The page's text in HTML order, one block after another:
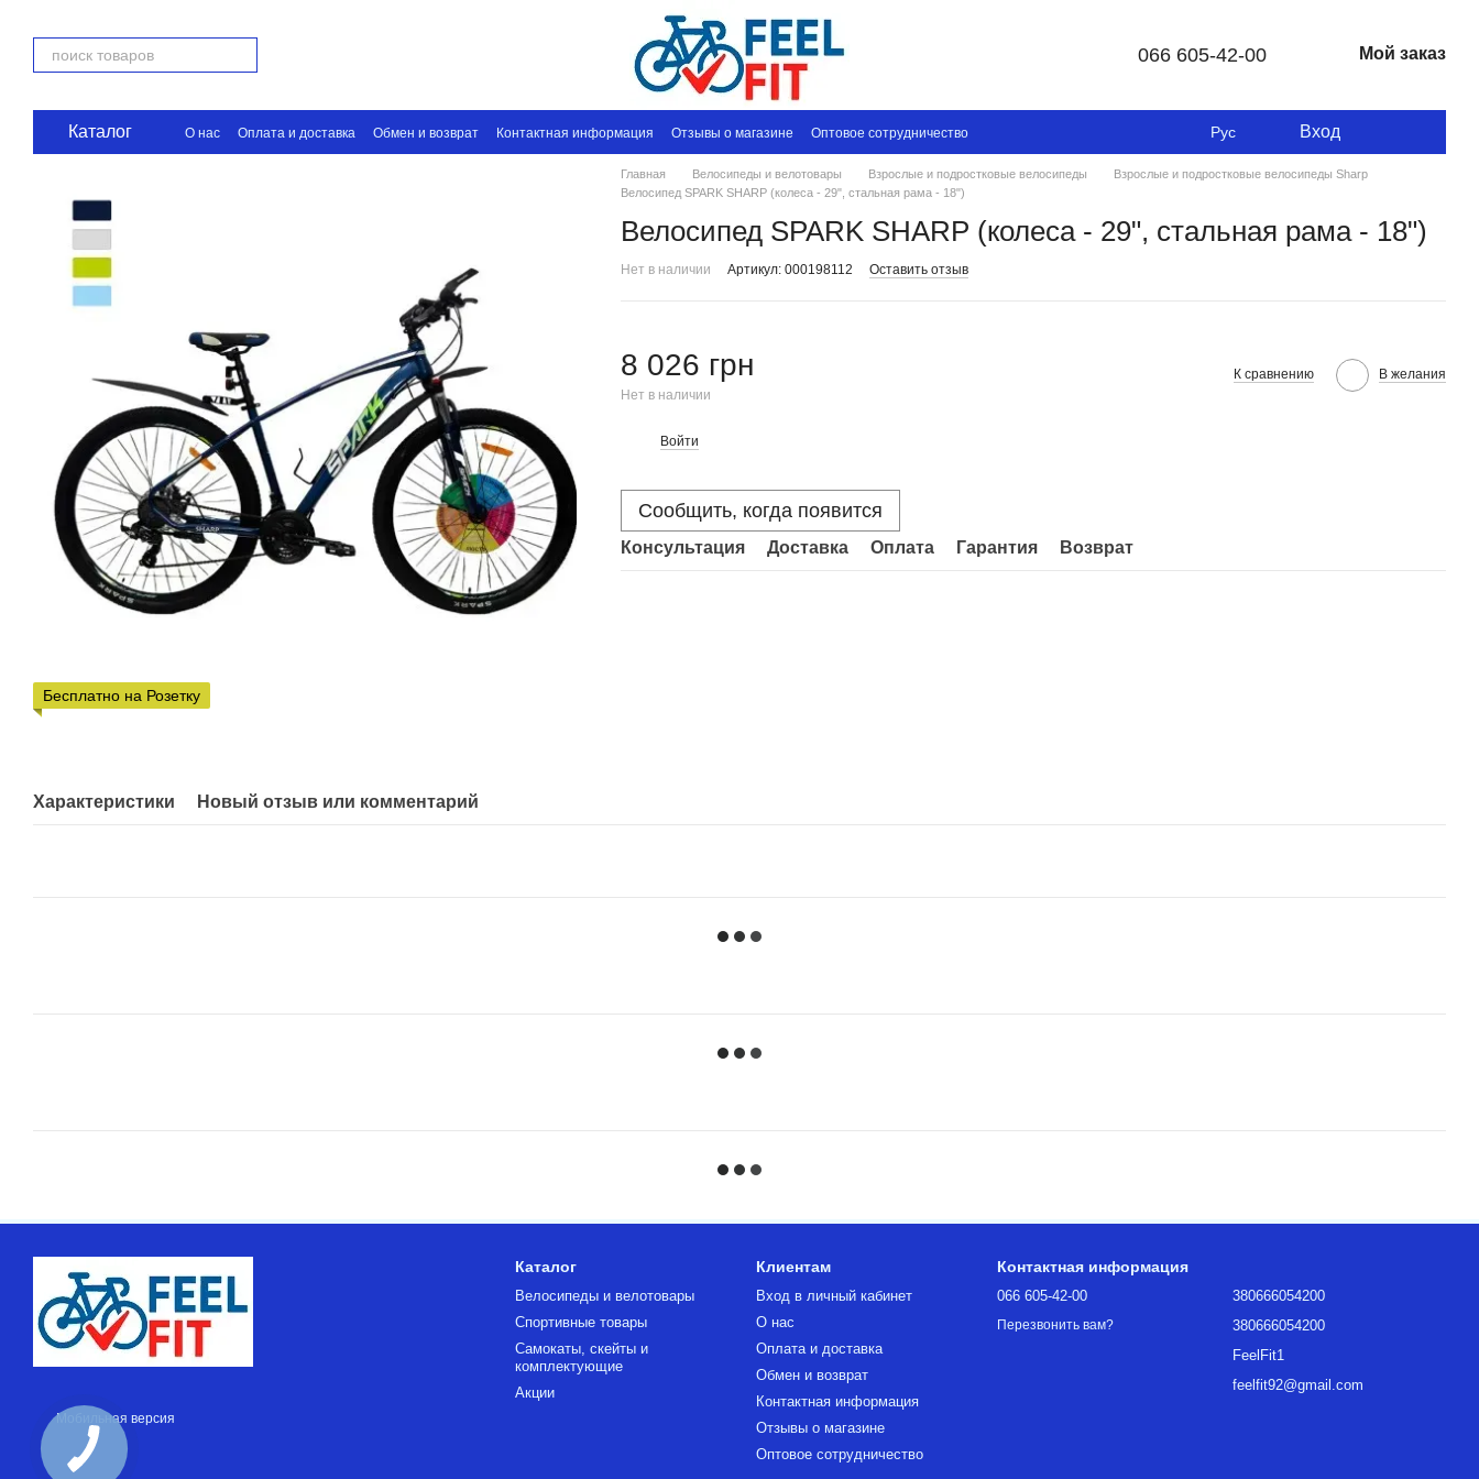
066 605-42-00 Мой заказ
Каталог О нас Оплата и доставка Обмен и возврат Контактная информация Отзывы о магазине Оптовое сотрудничество Рус Вход
Бесплатно на Розетку
Главная Велосипеды и велотовары Взрослые и подростковые велосипеды
Взрослые и подростковые велосипеды Sharp
Велосипед SPARK SHARP (колеса - 29", стальная рама - 18")
Велосипед SPARK SHARP (колеса - 29", стальная рама - 18")
Нет в наличии Артикул: 000198112 Оставить отзыв
8 026 грн
Нет в наличии
К сравнению В желания
Войти
Сообщить, когда появится
Консультация Доставка Оплата Гарантия Возврат
Характеристики Новый отзыв или комментарий
Мобильная версия
Каталог
Велосипеды и велотовары
Спортивные товары
Самокаты, скейты и
комплектующие
Акции
Клиентам
Вход в личный кабинет
О нас
Оплата и доставка
Обмен и возврат
Контактная информация
Отзывы о магазине
Оптовое сотрудничество
Контактная информация
066 605-42-00
Перезвонить вам?
380666054200
380666054200
FeelFit1
feelfit92@gmail.com